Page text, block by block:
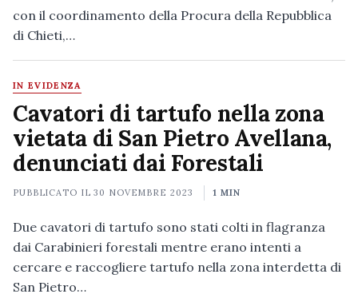
con il coordinamento della Procura della Repubblica
di Chieti,…
IN EVIDENZA
Cavatori di tartufo nella zona
vietata di San Pietro Avellana,
denunciati dai Forestali
PUBBLICATO IL30 NOVEMBRE 2023 1 MIN
Due cavatori di tartufo sono stati colti in flagranza
dai Carabinieri forestali mentre erano intenti a
cercare e raccogliere tartufo nella zona interdetta di
San Pietro…